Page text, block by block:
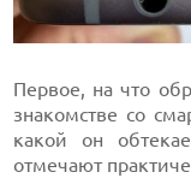
Первое, на что
знакомстве со
какой он
отмечают